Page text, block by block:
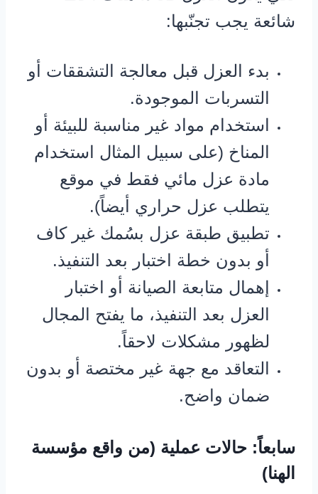
شائعة يجب تجنّبها:
بدء العزل قبل معالجة التشققات أو
التسربات الموجودة.
استخدام مواد غير مناسبة للبيئة أو
المناخ (على سبيل المثال استخدام
مادة عزل مائي فقط في موقع
يتطلب عزل حراري أيضاً).
تطبيق طبقة عزل بسُمك غير كاف
أو بدون خطة اختبار بعد التنفيذ.
إهمال متابعة الصيانة أو اختبار
العزل بعد التنفيذ، ما يفتح المجال
لظهور مشكلات لاحقاً.
التعاقد مع جهة غير مختصة أو بدون
ضمان واضح.
سابعاً: حالات عملية (من واقع مؤسسة
الهنا)